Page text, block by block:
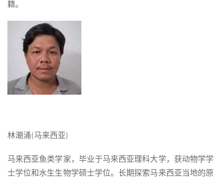
籍。
林潮涌(马来西亚)
马来西亚鱼类学家，毕业于马来西亚理科大学，获动物学学
士学位和水生生物学硕士学位。长期探索马来西亚当地的原